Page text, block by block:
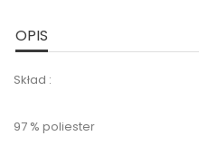
OPIS
Skład :
97 % poliester